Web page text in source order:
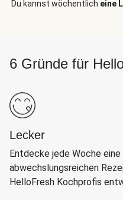
Du kannst wöchentlich eine
6 Gründe für
Lecker
Entdecke jede Woche
abwechslungsreichen
HelloFresh Kochprofis